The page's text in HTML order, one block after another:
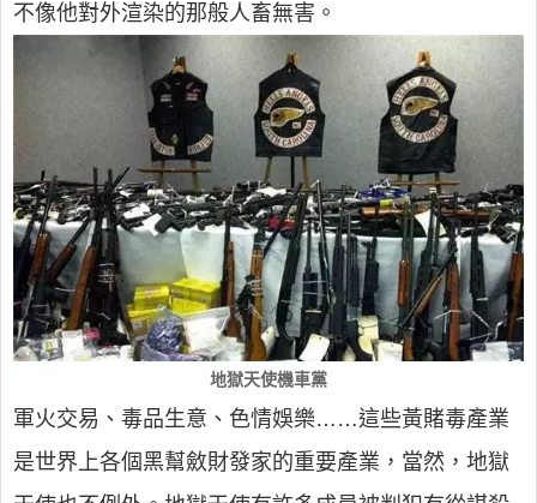
不像他對外渲染的那般人畜無害。
地獄天使機車黨
軍火交易、毒品生意、色情娛樂……這些黃賭毒產業
是世界上各個黑幫斂財發家的重要產業，當然，地獄